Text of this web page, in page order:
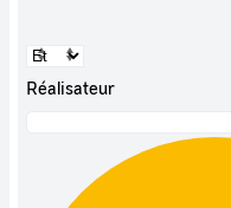
Réalisateur